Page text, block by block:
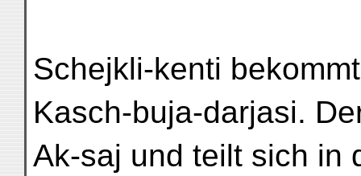
Schejkli-kenti
Kasch-buja-darjasi.
Ak-saj und teilt sich in